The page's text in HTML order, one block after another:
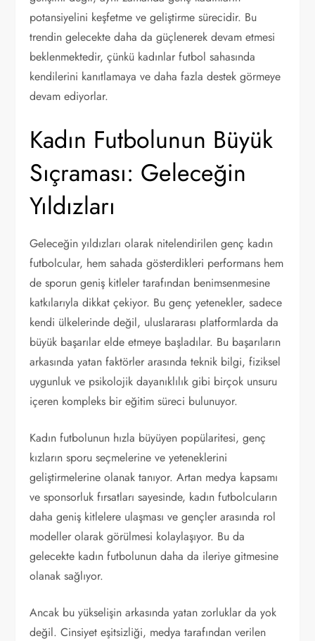
potansiyelini keşfetme ve geliştirme sürecidir. Bu
trendin gelecekte daha da güçlenerek devam etmesi
beklenmektedir, çünkü kadınlar futbol sahasında
kendilerini kanıtlamaya ve daha fazla destek görmeye
devam ediyorlar.
Kadın Futbolunun Büyük
Sıçraması: Geleceğin
Yıldızları
Geleceğin yıldızları olarak nitelendirilen genç kadın
futbolcular, hem sahada gösterdikleri performans hem
de sporun geniş kitleler tarafından benimsenmesine
katkılarıyla dikkat çekiyor. Bu genç yetenekler, sadece
kendi ülkelerinde değil, uluslararası platformlarda da
büyük başarılar elde etmeye başladılar. Bu başarıların
arkasında yatan faktörler arasında teknik bilgi, fiziksel
uygunluk ve psikolojik dayanıklılık gibi birçok unsuru
içeren kompleks bir eğitim süreci bulunuyor.
Kadın futbolunun hızla büyüyen popülaritesi, genç
kızların sporu seçmelerine ve yeteneklerini
geliştirmelerine olanak tanıyor. Artan medya kapsamı
ve sponsorluk fırsatları sayesinde, kadın futbolcuların
daha geniş kitlelere ulaşması ve gençler arasında rol
modeller olarak görülmesi kolaylaşıyor. Bu da
gelecekte kadın futbolunun daha da ileriye gitmesine
olanak sağlıyor.
Ancak bu yükselişin arkasında yatan zorluklar da yok
değil. Cinsiyet eşitsizliği, medya tarafından verilen